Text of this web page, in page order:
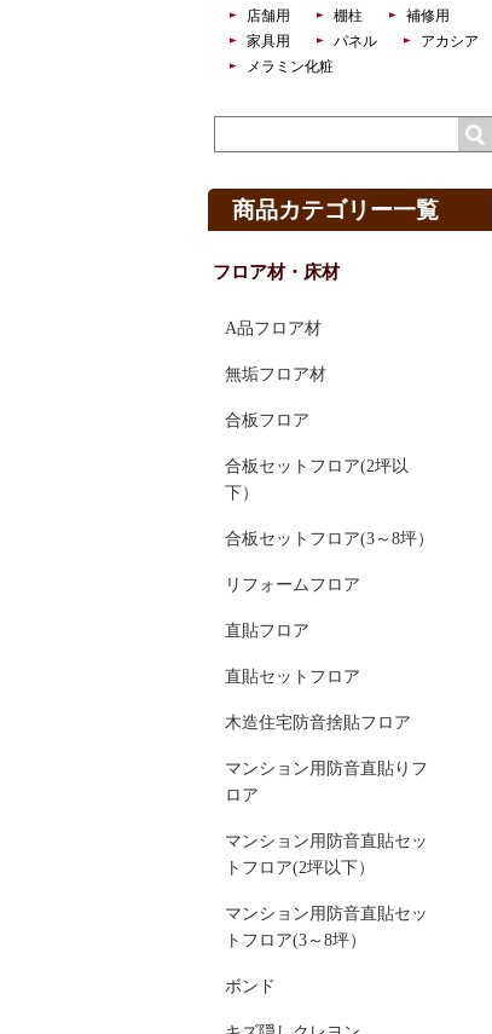
店舗用 棚柱
補修用
家具用
パネル
アカシア
メラミン化粧
商品カテゴリー一覧
フロア材・床材
A品フロア材
無垢フロア材
合板フロア
合板セットフロア(2坪以
下）
合板セットフロア(3～8坪）
リフォームフロア
直貼フロア
直貼セットフロア
木造住宅防音捨貼フロア
マンション用防音直貼りフ
ロア
マンション用防音直貼セッ
トフロア(2坪以下）
マンション用防音直貼セッ
トフロア(3～8坪）
ボンド